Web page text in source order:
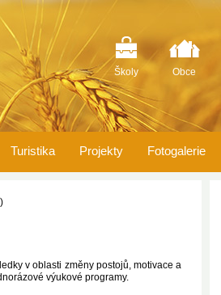
Školy Obce
Turistika Projekty Fotogalerie
v oblasti změny postojů, motivace a
výukové programy.